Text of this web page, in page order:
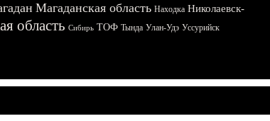
Магаданская область Находка Николаевск-
область Сибирь ТОФ Тында Улан-Удэ Уссурийск